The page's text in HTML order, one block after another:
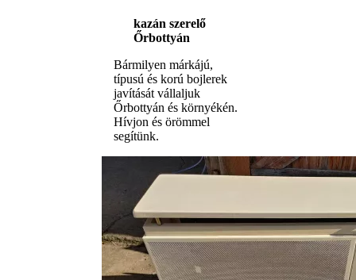
kazán szerelő
Őrbottyán
Bármilyen márkájú,
típusú és korú bojlerek
javítását vállaljuk
Őrbottyán és környékén.
Hívjon és örömmel
segítünk.